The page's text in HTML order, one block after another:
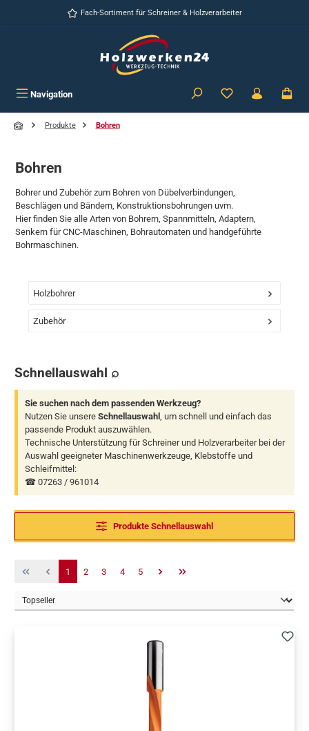
Zum Hauptinhalt springenFach-Sortiment für Schreiner & Holzverarbeiter
Navigation
Produkte Bohren
Bohren
Bohrer und Zubehör zum Bohren von Dübelverbindungen,
Beschlägen und Bändern, Konstruktionsbohrungen uvm.
Hier finden Sie alle Arten von Bohrern, Spannmitteln, Adaptern,
Senkern für CNC-Maschinen, Bohrautomaten und handgeführte
Bohrmaschinen.
Holzbohrer
Zubehör
Schnellauswahl ⌕
Sie suchen nach dem passenden Werkzeug?
Nutzen Sie unsere Schnellauswahl , um schnell und einfach das
passende Produkt auszuwählen.
Technische Unterstützung für Schreiner und Holzverarbeiter bei der
Auswahl geeigneter Maschinenwerkzeuge, Klebstoffe und
Schleifmittel:
☎ 07263 / 961014
Produkte Schnellauswahl
Seite
1 Seite
2 Seite
3 Seite
4 Seite
5